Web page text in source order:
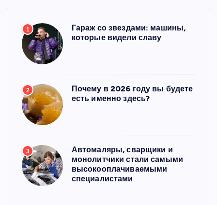
1
Гараж со звездами: машины,
которые видели славу
2
Почему в 2026 году вы будете
есть именно здесь?
3
Автомаляры, сварщики и
монолитчики стали самыми
высокооплачиваемыми
специалистами